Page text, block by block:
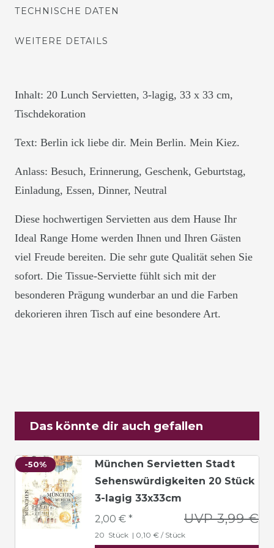
TECHNISCHE DATEN
WEITERE DETAILS
Inhalt: 20 Lunch Servietten, 3-lagig, 33 x 33 cm,
Tischdekoration
Text: Berlin ick liebe dir. Mein Berlin. Mein Kiez.
Anlass: Besuch, Erinnerung, Geschenk, Geburtstag,
Einladung, Essen, Dinner, Neutral
Diese hochwertigen Servietten aus dem Hause Ihr
Ideal Range Home werden Ihnen und Ihren Gästen
viel Freude bereiten. Die sehr gute Qualität sehen Sie
sofort. Die Tissue-Serviette fühlt sich mit der
besonderen Prägung wunderbar an und die Farben
dekorieren ihren Tisch auf eine besondere Art.
Das könnte dir auch gefallen
-50%
München Servietten Stadt
Sehenswürdigkeiten 20 Stück
3-lagig 33x33cm
UVP 3,99 €
2,00 € *
20 Stück | 0,10 € / Stück